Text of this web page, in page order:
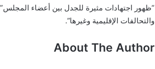
“ظهور اجتهادات مثيرة للجدل بين أعضاء
والتحالفات الإقليمية وغيرها”.
About The Author